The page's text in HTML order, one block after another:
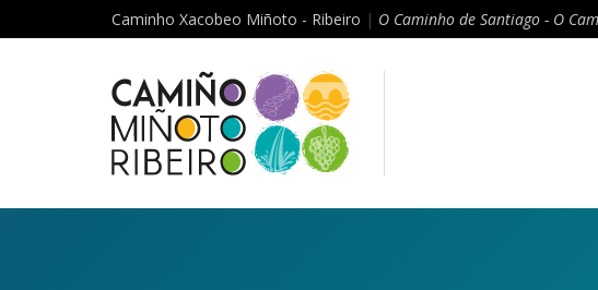
Caminho Xacobeo Miñoto - Ribeiro | O Caminho de Santiago - O